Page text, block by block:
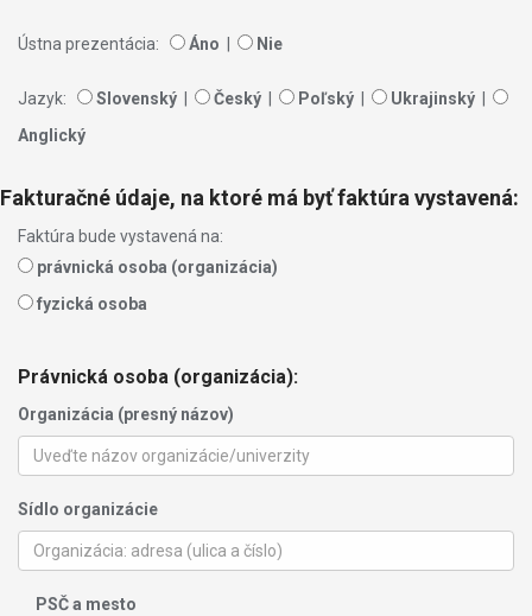
Ústna prezentácia: Áno Nie
Jazyk: Slovenský Český Poľský Ukrajinský
Anglický
Fakturačné údaje, na ktoré má byť faktúra vystavená:
Faktúra bude vystavená na:
právnická osoba (organizácia)
fyzická osoba
Právnická osoba (organizácia):
Organizácia (presný názov)
Sídlo organizácie
PSČ a mesto